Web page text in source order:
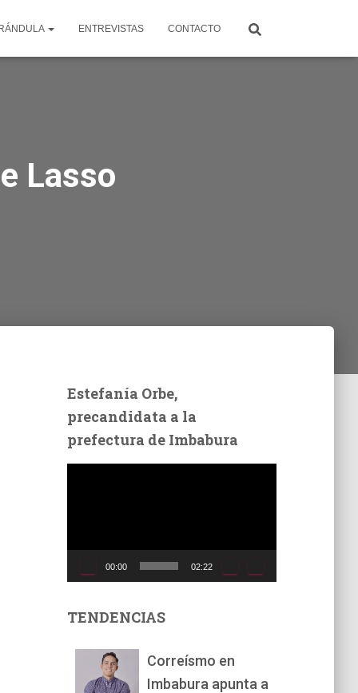
ENTREVISTAS CONTACTO
Lasso
Estefanía Orbe,
precandidata a la
prefectura de Imbabura
t
00:00 02:22
TENDENCIAS
Correísmo en
Imbabura apunta a